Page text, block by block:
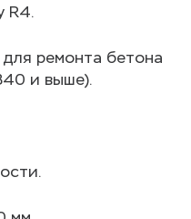
R4.
ремонта бетона
и выше).